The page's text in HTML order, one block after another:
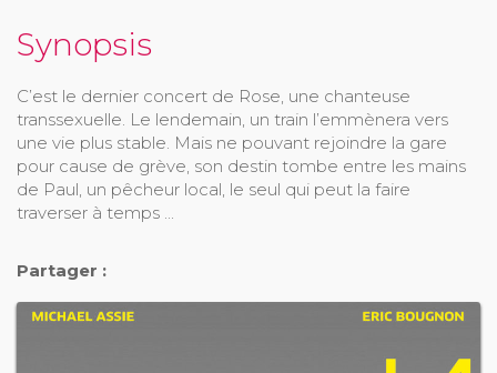
Synopsis
C’est le dernier concert de Rose, une chanteuse
transsexuelle. Le lendemain, un train l’emmènera vers
une vie plus stable. Mais ne pouvant rejoindre la gare
pour cause de grève, son destin tombe entre les mains
de Paul, un pêcheur local, le seul qui peut la faire
traverser à temps ...
Partager :